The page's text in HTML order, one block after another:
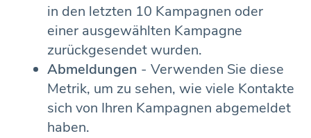
in den letzten 10 Kampagnen oder
einer ausgewählten Kampagne
zurückgesendet wurden.
Abmeldungen - Verwenden Sie diese
Metrik, um zu sehen, wie viele Kontakte
sich von Ihren Kampagnen abgemeldet
haben.